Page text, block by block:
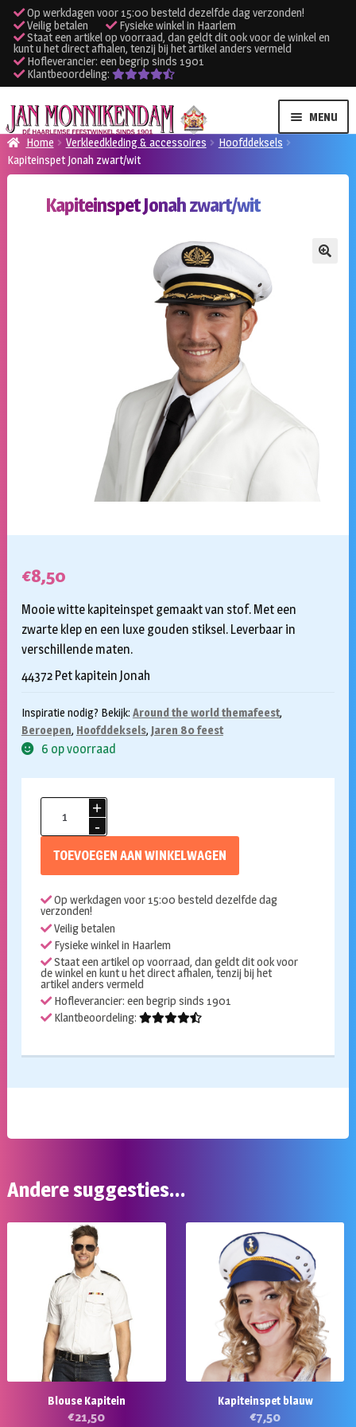
Op werkdagen voor 15:00 besteld dezelfde dag verzonden!
Veilig betalen
Fysieke winkel in Haarlem
Staat een artikel op voorraad, dan geldt dit ook voor de winkel en
kunt u het direct afhalen, tenzij bij het artikel anders vermeld
Hofleverancier: een begrip sinds 1901
Klantbeoordeling:
Ga
door
naar
navigatie
Ga
naar
de
inhoud
MENU
Verhuur kleding
Verhuur apparatuur
Home Verkleedkleding & accessoires
Hoofddeksels
Kapiteinspet Jonah zwart/wit
Kapiteinspet Jonah zwart/wit
€8,50
Mooie witte kapiteinspet gemaakt van stof. Met een
zwarte klep en een luxe gouden stiksel. Leverbaar in
verschillende maten.
44372 Pet kapitein Jonah
Inspiratie nodig? Bekijk: Around the world themafeest,
Beroepen, Hoofddeksels, Jaren 80 feest
6 op voorraad
Kapiteinspet
Jonah
TOEVOEGEN AAN WINKELWAGEN
Op werkdagen voor 15:00 besteld dezelfde dag
verzonden!
Veilig betalen
Fysieke winkel in Haarlem
Staat een artikel op voorraad, dan geldt dit ook voor
de winkel en kunt u het direct afhalen, tenzij bij het
artikel anders vermeld
Hofleverancier: een begrip sinds 1901
Klantbeoordeling:
Andere suggesties…
Blouse Kapitein
€21,50
Kapiteinspet blauw
€7,50